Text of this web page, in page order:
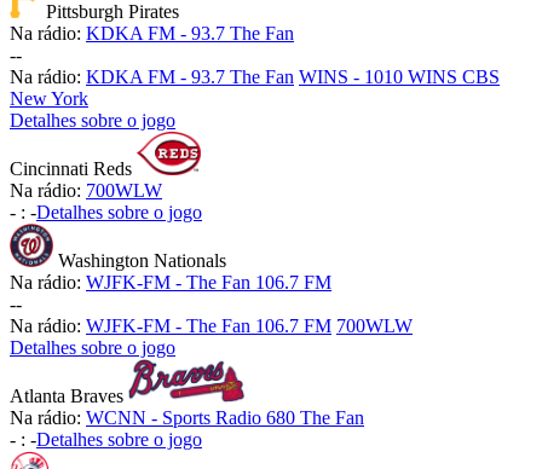
Pittsburgh Pirates
Na rádio: KDKA FM - 93.7 The Fan
--
Na rádio: KDKA FM - 93.7 The Fan WINS - 1010 WINS CBS
New York
Detalhes sobre o jogo
Cincinnati Reds
Na rádio: 700WLW
- : -Detalhes sobre o jogo
Washington Nationals
Na rádio: WJFK-FM - The Fan 106.7 FM
--
Na rádio: WJFK-FM - The Fan 106.7 FM 700WLW
Detalhes sobre o jogo
Atlanta Braves
Na rádio: WCNN - Sports Radio 680 The Fan
- : -Detalhes sobre o jogo